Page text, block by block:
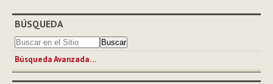
BÚSQUEDA
Búsqueda Avanzada…